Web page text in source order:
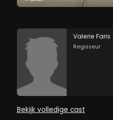
Valerie Faris
Regisseur
Bekijk volledige cast